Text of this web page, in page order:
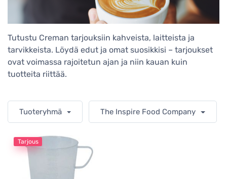
Tutustu Creman tarjouksiin kahveista, laitteista ja
tarvikkeista. Löydä edut ja omat suosikkisi – tarjoukset
ovat voimassa rajoitetun ajan ja niin kauan kuin
tuotteita riittää.
Tuoteryhmä The Inspire Food Company
Tarjous